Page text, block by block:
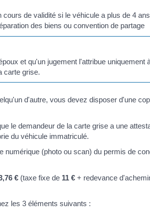
cours de validité si le véhicule a plus de 4
des biens ou convention de partage
et qu'un jugement l'attribue
carte grise.
d'autre, vous devez disposer d'une
le demandeur de la carte grise a une
du véhicule immatriculé.
numérique (photo ou scan) du permis de
€ (taxe fixe de 11 € + redevance
les 3 éléments suivants :